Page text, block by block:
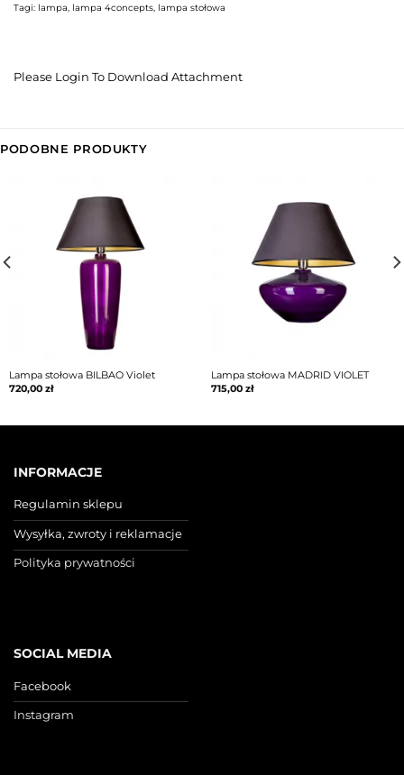
Tagi: lampa lampa 4concepts lampa stołowa
Please Login To Download Attachment
PODOBNE PRODUKTY
Lampa stołowa BILBAO Violet
720,00 zł
Lampa stołowa MADRID VIOLET
715,00 zł
INFORMACJE
Regulamin sklepu
Wysyłka, zwroty i reklamacje
Polityka prywatności
SOCIAL MEDIA
Facebook
Instagram